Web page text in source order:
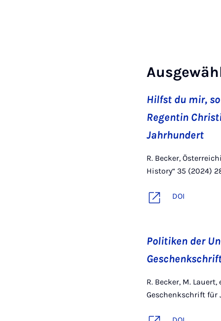
Hilfst du mir,
Regentin
Jahrhundert
R. Becker,
History“ 35 (2024)
DOI
Politiken der
R. Becker, M.
Geschenkschrift für